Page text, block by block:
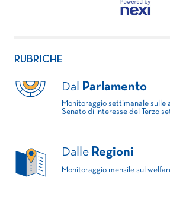
RUBRICHE
Dal Parlamento
Monitoraggio settimanale sulle
Senato di interesse del Terzo
Dalle Regioni
Monitoraggio mensile sul